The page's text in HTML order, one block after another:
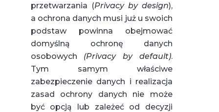
przetwarzania (Privacy by design),
a ochrona danych musi już u swoich
podstaw powinna obejmować
domyślną ochronę danych
osobowych (Privacy by default).
Tym samym właściwe
zabezpieczenie danych i realizacja
zasad ochrony danych nie może
być opcją lub zależeć od decyzji